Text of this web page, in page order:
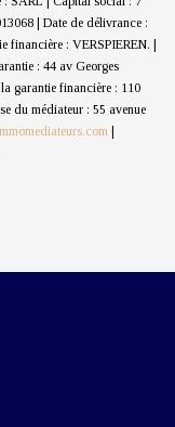
| Date de délivrance :
financière : VERSPIEREN. |
: 44 av Georges
garantie financière : 110
du médiateur : 55 avenue
|